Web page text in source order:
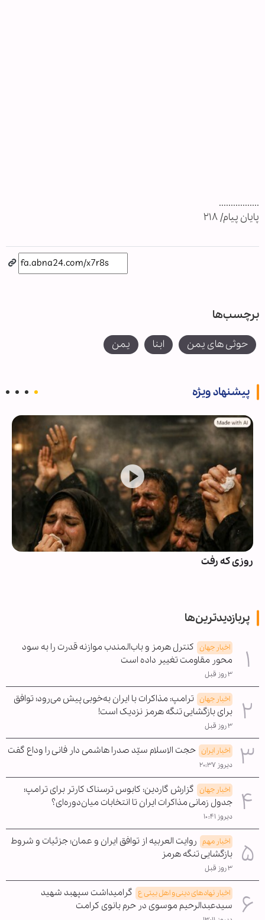
.................
پایان پیام/ ۲۱۸
برچسب‌ها
حوثی های یمن ابنا یمن
پیشنهاد ویژه
روزی که رفت
پربازدیدترین‌ها
اخبار جهان کنترل هرمز و باب‌المندب موازنه قدرت را به سود
محور مقاومت تغییر داده است
۳ روز قبل
اخبار جهان ترامپ: مذاکرات با ایران به‌خوبی پیش می‌رود؛ توافق
برای بازگشایی تنگه هرمز نزدیک است!
۳ روز قبل
اخبار ایران حجت الاسلام سیّد صدرا هاشمی دار فانی را وداع گفت
دیروز ۲۰:۳۷
اخبار جهان گزارش گاردین: کابوس ترسناک کارتر برای ترامپ؛
جدول زمانی مذاکرات ایران تا انتخابات میان‌دوره‌ای؟
دیروز ۱۰:۴۱
اخبار مهم روایت العربیه از توافق ایران و عمان؛ جزئیات و شروط
بازگشایی تنگه هرمز
۳ روز قبل
اخبار نهادهای دینی و اهل بیتی ع گرامیداشت سپهبد شهید
سیدعبدالرحیم موسوی در حرم بانوی کرامت